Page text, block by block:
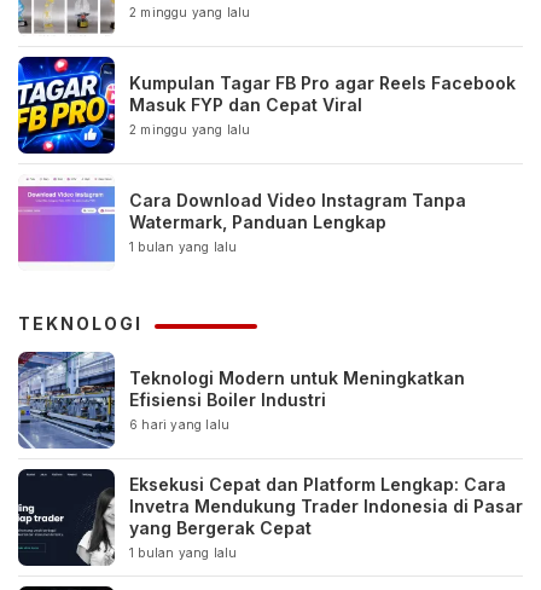
2 minggu yang lalu
Kumpulan Tagar FB Pro agar Reels Facebook
Masuk FYP dan Cepat Viral
2 minggu yang lalu
Cara Download Video Instagram Tanpa
Watermark, Panduan Lengkap
1 bulan yang lalu
TEKNOLOGI
Teknologi Modern untuk Meningkatkan
Efisiensi Boiler Industri
6 hari yang lalu
Eksekusi Cepat dan Platform Lengkap: Cara
Invetra Mendukung Trader Indonesia di Pasar
yang Bergerak Cepat
1 bulan yang lalu